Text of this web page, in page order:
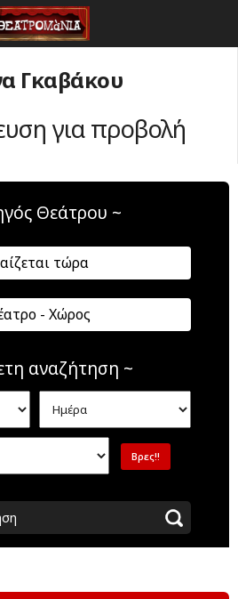
Γκαβάκου
για προβολή
Θεάτρου ~
τώρα
- Χώρος
αναζήτηση ~